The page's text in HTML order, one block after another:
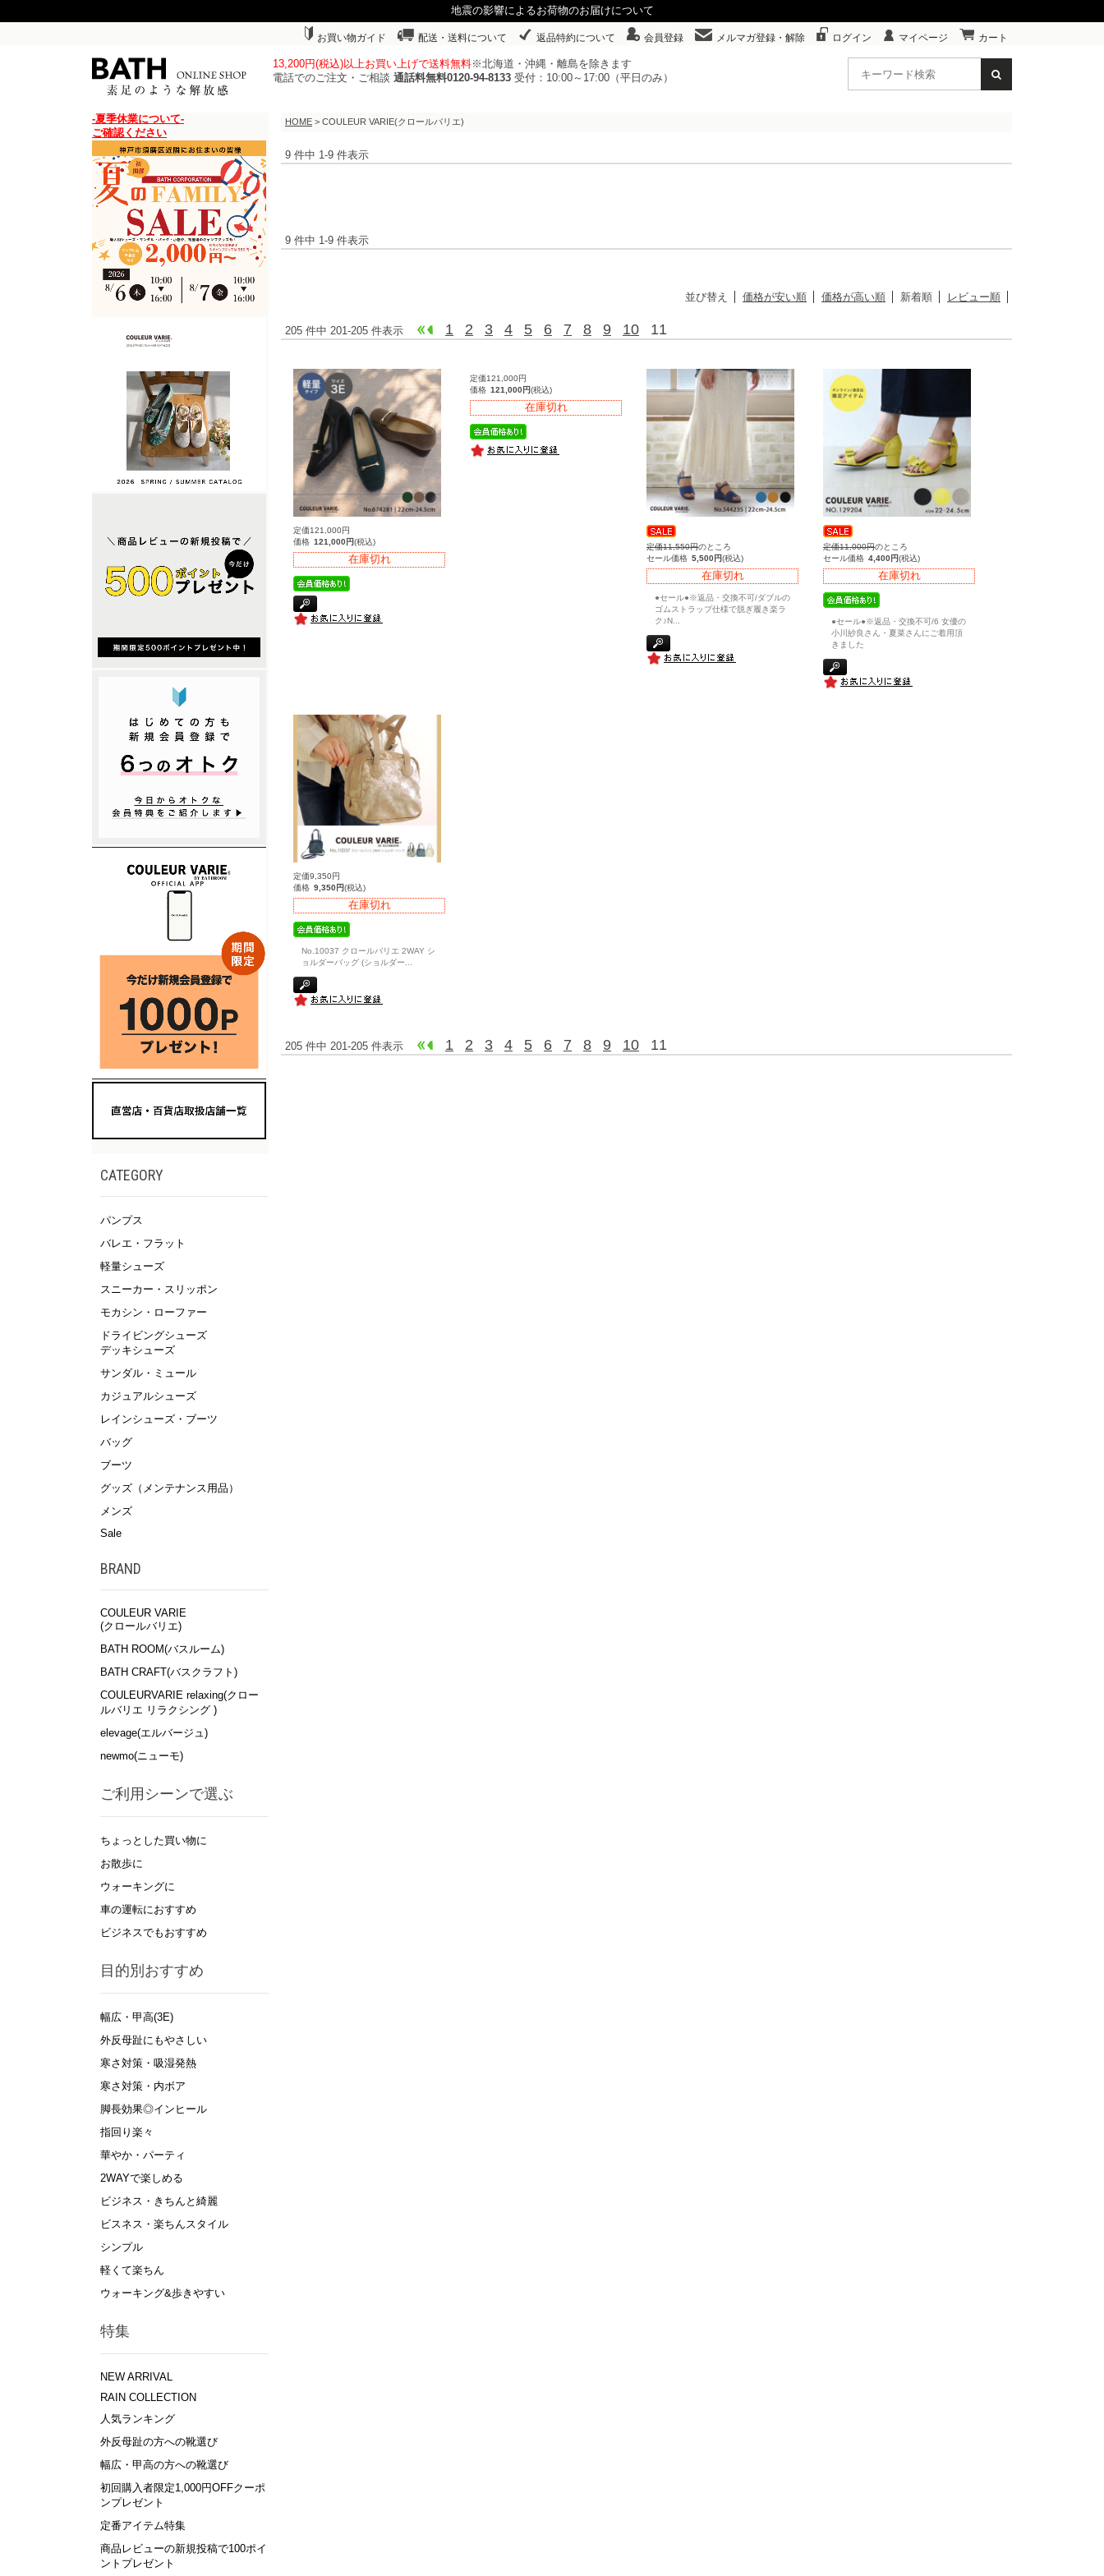
地震の影響によるお荷物のお届けについて
お買い物ガイド 配送・送料について 返品特約について 会員登録 メルマガ登録・解除 ログイン マイページ カート
13,200円(税込)以上お買い上げで送料無料※北海道・沖縄・離島を除きます
電話でのご注文・ご相談 通話料無料0120-94-8133 受付：10:00～17:00（平日のみ）
-夏季休業について-
ご確認ください
CATEGORY
パンプス
バレエ・フラット
軽量シューズ
スニーカー・スリッポン
モカシン・ローファー
ドライビングシューズ
デッキシューズ
サンダル・ミュール
カジュアルシューズ
レインシューズ・ブーツ
バッグ
ブーツ
グッズ（メンテナンス用品）
メンズ
Sale
BRAND
COULEUR VARIE
(クロールバリエ)
BATH ROOM(バスルーム)
BATH CRAFT(バスクラフト)
COULEURVARIE relaxing(クロー
ルバリエ リラクシング )
elevage(エルバージュ)
newmo(ニューモ)
ご利用シーンで選ぶ
ちょっとした買い物に
お散歩に
ウォーキングに
車の運転におすすめ
ビジネスでもおすすめ
目的別おすすめ
幅広・甲高(3E)
外反母趾にもやさしい
寒さ対策・吸湿発熱
寒さ対策・内ボア
脚長効果◎インヒール
指回り楽々
華やか・パーティ
2WAYで楽しめる
ビジネス・きちんと綺麗
ビスネス・楽ちんスタイル
シンプル
軽くて楽ちん
ウォーキング&歩きやすい
特集
NEW ARRIVAL
RAIN COLLECTION
人気ランキング
外反母趾の方への靴選び
幅広・甲高の方への靴選び
初回購入者限定1,000円OFFクーポ
ンプレゼント
定番アイテム特集
商品レビューの新規投稿で100ポイ
ントプレゼント
HOME > COULEUR VARIE(クロールバリエ)
9 件中 1-9 件表示
9 件中 1-9 件表示
並び替え 価格が安い順 価格が高い順 新着順 レビュー順
205 件中 201-205 件表示 1 2 3 4 5 6 7 8 9 10 11
定価121,000円
価格 121,000円(税込)
在庫切れ
定価121,000円
価格 121,000円(税込)
在庫切れ
定価11,550円のところ
セール価格 5,500円(税込)
在庫切れ
●セール●※返品・交換不可/ダブルの
ゴムストラップ仕様で脱ぎ履き楽ラ
ク♪N
定価11,000円のところ
セール価格 4,400円(税込)
在庫切れ
●セール●※返品・交換不可/6 女優の
小川紗良さん・夏菜さんにご着用頂
きました
定価9,350円
価格 9,350円(税込)
在庫切れ
No.10037 クロールバリエ 2WAY シ
ョルダーバッグ (ショルダー
205 件中 201-205 件表示 1 2 3 4 5 6 7 8 9 10 11